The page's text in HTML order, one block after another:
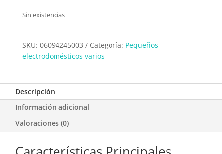
Sin existencias
SKU: 06094245003 Categoría: Pequeños
electrodomésticos varios
Descripción
Información adicional
Valoraciones (0)